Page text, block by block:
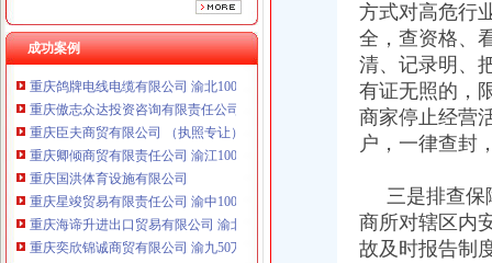
成功案例
重庆鸽牌电线电缆有限公司 渝北10010万 (进出口权)
重庆傲志众达投资咨询有限责任公司 渝九1000万 （增资）
重庆臣夫商贸有限公司 （执照专让）
重庆卿倾商贸有限责任公司 渝江100万 （工商注册）
重庆国洪体育设施有限公司
重庆星竣贸易有限责任公司 渝中100万 （进出口权）
重庆海谛升进出口贸易有限公司 渝北100万 （进出口权）
重庆奕欣锦诚商贸有限公司 渝九50万 （工商注册）
重庆信同广告有限公司 渝沙50万 （工商注册）
方式对高危行
全，查资格、
清、记录明、
有证无照的，
商家停止经营
户，一律查封
三是排查保
商所对辖区内
故及时报告制